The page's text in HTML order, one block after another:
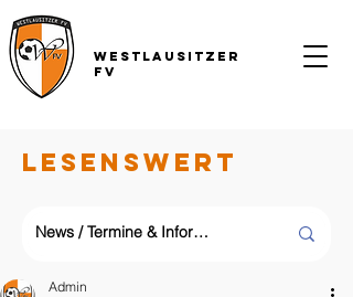
Westlausitzer
FV
LESENSWERT
Admin